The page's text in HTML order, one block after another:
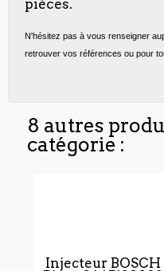
pièces.
N'hésitez pas à vous renseigner
retrouver vos références ou pour
8 autres
catégorie :
Injecteur BOSCH